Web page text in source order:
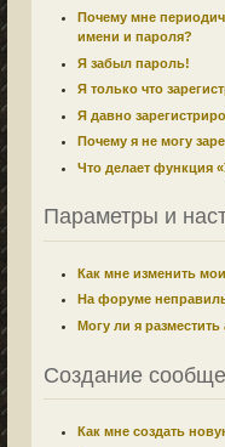
Почему мне
имени и пароля?
Я забыл пароль!
Я только что
Я давно
Почему я не могу
Что делает функция
Параметры и
Как мне изменить
На форуме
Могу ли я разместить
Создание
Как мне создать